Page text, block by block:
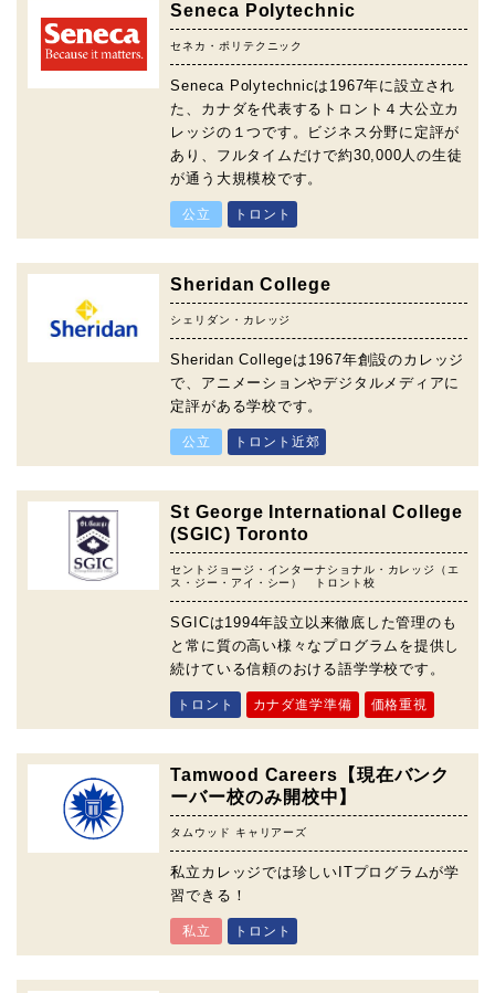
Seneca Polytechnic
セネカ・ポリテクニック
Seneca Polytechnicは1967年に設立され
た、カナダを代表するトロント４大公立カ
レッジの１つです。ビジネス分野に定評が
あり、フルタイムだけで約30,000人の生徒
が通う大規模校です。
公立 トロント
Sheridan College
シェリダン・カレッジ
Sheridan Collegeは1967年創設のカレッジ
で、アニメーションやデジタルメディアに
定評がある学校です。
公立 トロント近郊
St George International College
(SGIC) Toronto
セントジョージ・インターナショナル・カレッジ（エ
ス・ジー・アイ・シー） トロント校
SGICは1994年設立以来徹底した管理のも
と常に質の高い様々なプログラムを提供し
続けている信頼のおける語学学校です。
トロント カナダ進学準備 価格重視
Tamwood Careers【現在バンク
ーバー校のみ開校中】
タムウッド キャリアーズ
私立カレッジでは珍しいITプログラムが学
習できる！
私立 トロント